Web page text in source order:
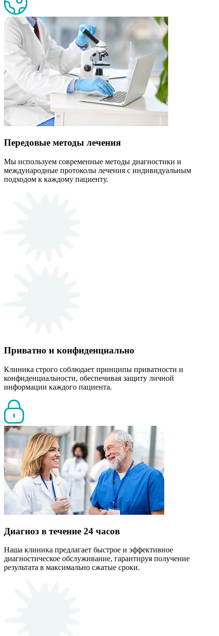
Передовые методы лечения
Мы используем современные методы диагностики и
международные протоколы лечения с индивидуальным
подходом к каждому пациенту.
Приватно и конфиденциально
Клиника строго соблюдает принципы приватности и
конфиденциальности, обеспечивая защиту личной
информации каждого пациента.
Диагноз в течение 24 часов
Наша клиника предлагает быстрое и эффективное
диагностическое обслуживание, гарантируя получение
результата в максимально сжатые сроки.